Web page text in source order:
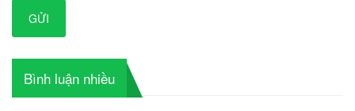
GỬI
Bình luận nhiều